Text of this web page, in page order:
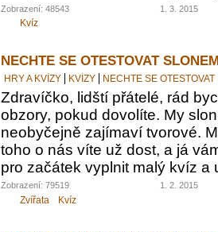
Zobrazení: 48543 1. 3. 2015
Kvíz
NECHTE SE OTESTOVAT
HRY A KVÍZY KVÍZY NECHTE SE
Zdravíčko, lidští přátelé, rád
obzory, pokud dovolíte. My
neobyčejně zajímaví tvorové.
toho o nás víte už dost, a já
pro začátek vyplnit malý kvíz a
Zobrazení: 79519 1. 2. 2015
Zvířata Kvíz